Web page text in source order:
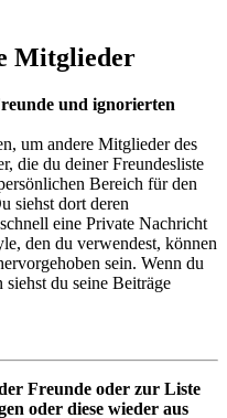
Mitglieder
und ignorierten
um andere Mitglieder des
die du deiner Freundesliste
Bereich für den
siehst dort deren
eine Private Nachricht
den du verwendest, können
sein. Wenn du
du seine Beiträge
Freunde oder zur Liste
oder diese wieder aus